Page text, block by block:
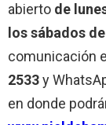
abierto de
los sábados
comunicación
2533y
en donde